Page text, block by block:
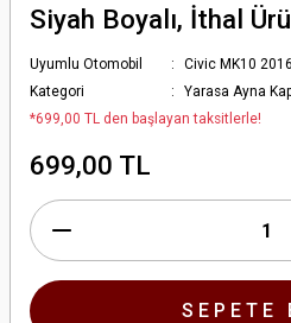
Siyah Boyalı, İthal
Uyumlu Otomobil
Civic MK10
Kategori
Yarasa Ayna
*699,00 TL den başlayan taksitlerle!
699,00 TL
SEPETE